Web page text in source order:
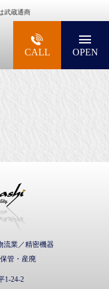
武蔵通商
・高級楽器の梱包・輸送
CALL OPEN
流業／精密機器
管・産廃
1-24-2